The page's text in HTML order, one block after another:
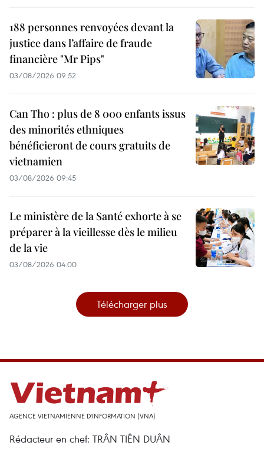
188 personnes renvoyées devant la
justice dans l’affaire de fraude
financière "Mr Pips"
03/08/2026 09:52
Can Tho : plus de 8 000 enfants issus
des minorités ethniques
bénéficieront de cours gratuits de
vietnamien
03/08/2026 09:45
Le ministère de la Santé exhorte à se
préparer à la vieillesse dès le milieu
de la vie
03/08/2026 04:00
Télécharger plus
AGENCE VIETNAMIENNE D'INFORMATION (VNA)
Rédacteur en chef: TRÂN TIÊN DUÂN